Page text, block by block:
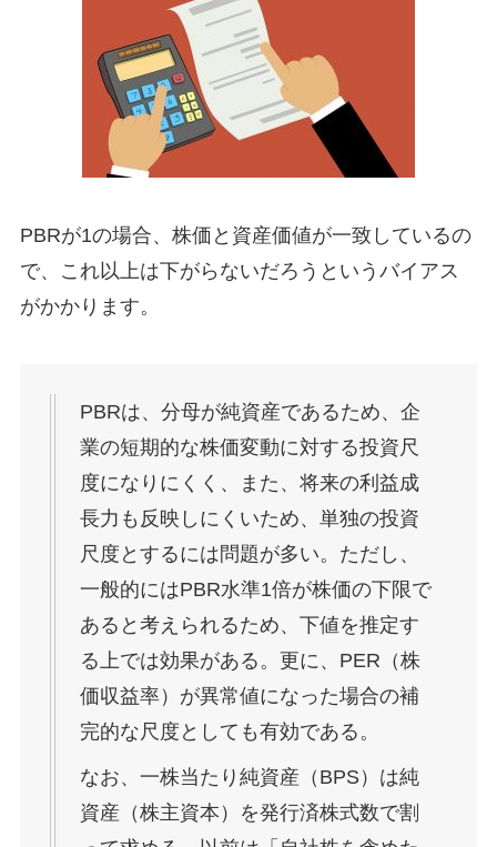
PBRが1の場合、株価と資産価値が一致しているの
で、これ以上は下がらないだろうというバイアス
がかかります。
PBRは、分母が純資産であるため、企
業の短期的な株価変動に対する投資尺
度になりにくく、また、将来の利益成
長力も反映しにくいため、単独の投資
尺度とするには問題が多い。ただし、
一般的にはPBR水準1倍が株価の下限で
あると考えられるため、下値を推定す
る上では効果がある。更に、PER（株
価収益率）が異常値になった場合の補
完的な尺度としても有効である。
なお、一株当たり純資産（BPS）は純
資産（株主資本）を発行済株式数で割